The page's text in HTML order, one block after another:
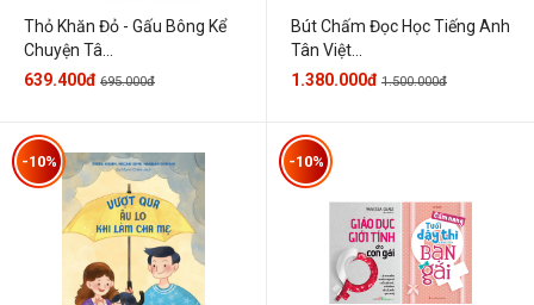
Thỏ Khăn Đỏ - Gấu Bông Kể
Chuyện Tâ...
639.400đ 695.000đ
Bút Chấm Đọc Học Tiếng Anh
Tân Việt...
1.380.000đ 1.500.000đ
-10% -10%